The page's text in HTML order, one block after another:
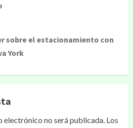
sobre el estacionamiento con
York
electrónico no será publicada. Los